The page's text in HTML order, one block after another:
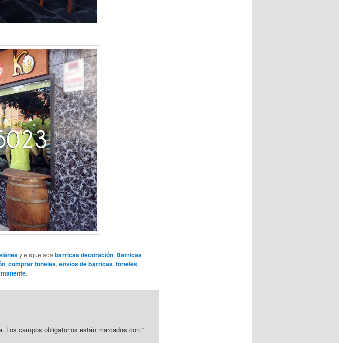
y etiquetada barricas decoración, Barricas
, comprar toneles, envíos de barricas, toneles
.
Los campos obligatorios están marcados con *